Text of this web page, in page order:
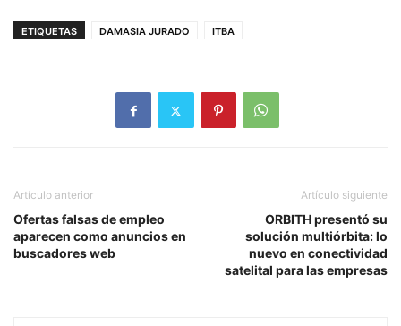
ETIQUETAS DAMASIA JURADO ITBA
Artículo anterior
Ofertas falsas de empleo
aparecen como anuncios en
buscadores web
Artículo siguiente
ORBITH presentó su
solución multiórbita: lo
nuevo en conectividad
satelital para las empresas